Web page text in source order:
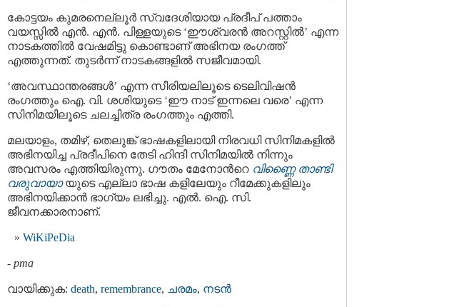
കോട്ടയം കുമരനെല്ലൂര്‍ സ്വദേശിയായ പ്രദീപ് പത്താം
വയസ്സിൽ എൻ. എൻ. പിള്ളയുടെ ‘ഈശ്വരൻ അറസ്റ്റിൽ’ എന്ന
നാടകത്തിൽ വേഷമിട്ടു കൊണ്ടാണ് അഭിനയ രംഗത്ത്
എത്തുന്നത്. തുടര്‍ന്ന് നാടകങ്ങളില്‍ സജീവമായി.
‘അവസ്ഥാന്തരങ്ങൾ’ എന്ന സീരിയലിലൂടെ ടെലിവിഷന്‍
രംഗത്തും ഐ. വി. ശശിയുടെ ‘ഈ നാട് ഇന്നലെ വരെ’ എന്ന
സിനിമയിലൂടെ ചലച്ചിത്ര രംഗത്തും എത്തി.
മലയാളം, തമിഴ്, തെലുങ്ക് ഭാഷകളിലായി നിരവധി സിനിമകളിൽ
അഭിനയിച്ച പ്രദീപിനെ തേടി ഹിന്ദി സിനിമയിൽ നിന്നും
അവസരം എത്തിയിരുന്നു. ഗൗതം മേനോന്‍റെ വിണ്ണൈ താണ്ടി
വരുവായാ യുടെ എല്ലാ ഭാഷ കളിലേയും റീമേക്കുകളിലും
അഭിനയിക്കാൻ ഭാഗ്യം ലഭിച്ചു. എല്‍. ഐ. സി.
ജീവനക്കാരനാണ്.
WiKiPeDia
- pma
വായിക്കുക: death, remembrance, ചരമം, നടന്‍